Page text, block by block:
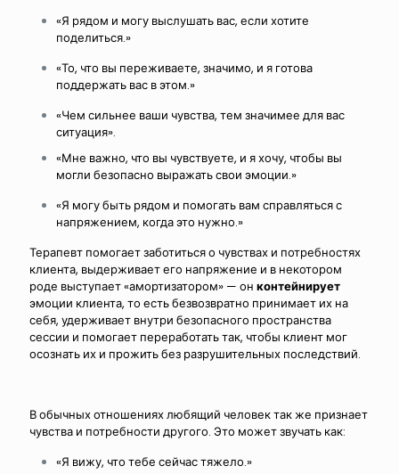
«Я рядом и могу выслушать вас, если хотите
поделиться.»
«То, что вы переживаете, значимо, и я готова
поддержать вас в этом.»
«Чем сильнее ваши чувства, тем значимее для вас
ситуация».
«Мне важно, что вы чувствуете, и я хочу, чтобы вы
могли безопасно выражать свои эмоции.»
«Я могу быть рядом и помогать вам справляться с
напряжением, когда это нужно.»
Терапевт помогает заботиться о чувствах и потребностях
клиента, выдерживает его напряжение и в некотором
роде выступает «амортизатором» — он контейнирует
эмоции клиента, то есть безвозвратно принимает их на
себя, удерживает внутри безопасного пространства
сессии и помогает переработать так, чтобы клиент мог
осознать их и прожить без разрушительных последствий.
В обычных отношениях любящий человек так же признает
чувства и потребности другого. Это может звучать как:
«Я вижу, что тебе сейчас тяжело.»